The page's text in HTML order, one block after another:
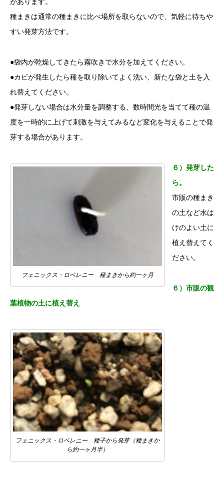
があります。
種まきは通常の種まきに比べ場所を取らないので、気軽に待ちや
すい発芽方法です。
●袋内が乾燥してきたら霧吹きで水分を加えてください。
●カビが発生したら種を取り除いてよく洗い、新たな袋と土を入
れ替えてください。
●発芽しない場合は水分量を調整する、数時間光を当てて種の温
度を一時的に上げて刺激を与えてみるなど変化を与えることで発
芽する場合があります。
フェニックス・ロベレニー 種まきから約一ヶ月
６）発芽した
ら。
市販の種まき
の土など水は
けのよい土に
植え替えてく
ださい。
６）市販の観
葉植物の土に植え替え
フェニックス・ロベレニー 種子から発芽（種まきか
ら約一ヶ月半）